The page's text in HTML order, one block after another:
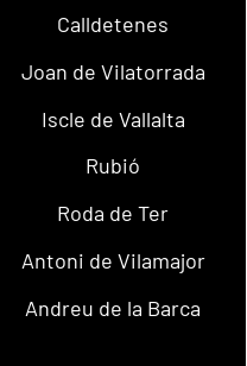
Calldetenes
Joan de Vilatorrada
Iscle de Vallalta
Rubió
Roda de Ter
Antoni de Vilamajor
Andreu de la Barca